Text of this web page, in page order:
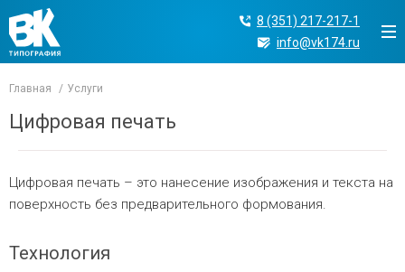
8 (351) 217-217-1
info@vk174.ru
Главная Услуги
Цифровая печать
Цифровая печать – это нанесение изображения и текста на
поверхность без предварительного формования.
Технология